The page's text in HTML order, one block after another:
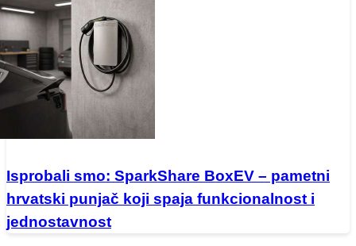
Isprobali smo: SparkShare BoxEV – pametni
hrvatski punjač koji spaja funkcionalnost i
jednostavnost